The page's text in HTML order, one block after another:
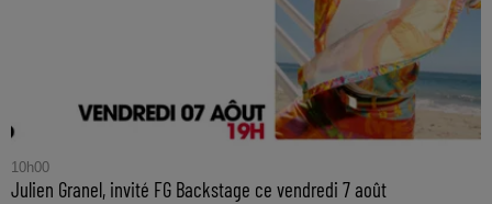
10h00
Julien Granel, invité FG Backstage ce vendredi 7 août